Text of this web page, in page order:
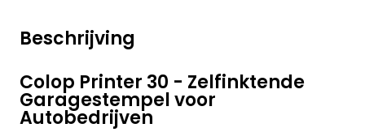
Beschrijving
Colop Printer 30 - Zelfinktende
Garagestempel voor
Autobedrijven